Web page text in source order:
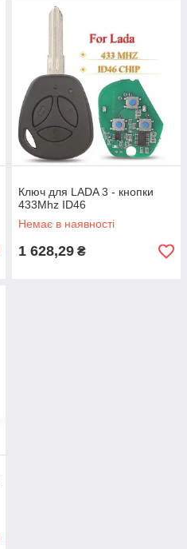
Ключ для LADA 3 - кнопки
433Mhz ID46
Немає в наявності
1 628,29 ₴